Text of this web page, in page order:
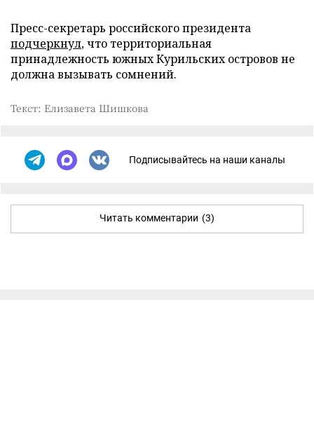
Пресс-секретарь российского президента
подчеркнул, что территориальная
принадлежность южных Курильских островов не
должна вызывать сомнений.
Текст: Елизавета Шишкова
Подписывайтесь на наши каналы
Читать комментарии (3)